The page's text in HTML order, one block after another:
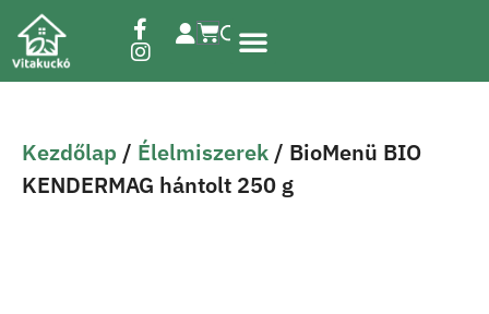
Kezdőlap / Élelmiszerek / BioMenü BIO
KENDERMAG hántolt 250 g